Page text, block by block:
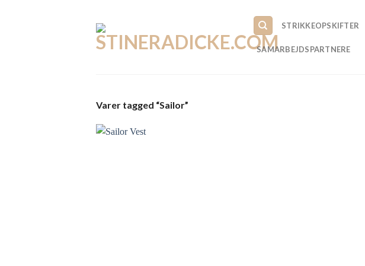
STRIKKEOPSKIFTER
SAMARBEJDSPARTNERE
Varer tagged “Sailor”